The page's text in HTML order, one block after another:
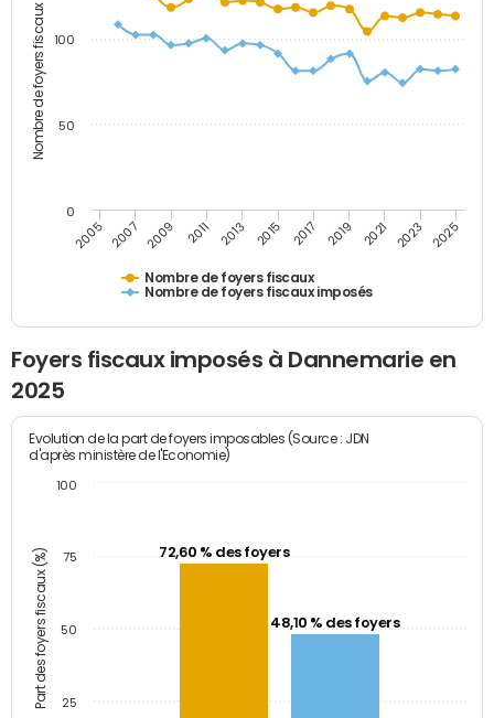
Nombre de foyers fiscaux
Nombre de foyers fiscaux
Nombre de foyers fiscaux imposés
2005 2007 2009 2011 2013 2015 2017 2019 2021 2023 2025
0
50
100
Foyers fiscaux imposés à Dannemarie en
2025
Part des foyers fiscaux (%)
Evolution de la part de foyers imposables (Source : JDN
d'après ministère de l'Economie)
72,60 % des foyers
48,10 % des foyers
25
50
75
100